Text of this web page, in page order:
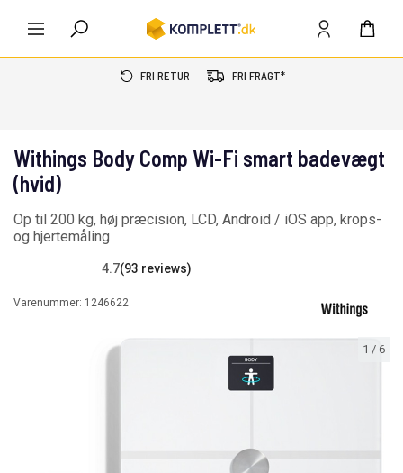
FRI RETUR FRI FRAGT*
1 / 6
Withings Body Comp Wi-Fi smart badevægt
(hvid)
Op til 200 kg, høj præcision, LCD, Android / iOS app, krops-
og hjertemåling
4.7(93 reviews)
Varenummer: 1246622